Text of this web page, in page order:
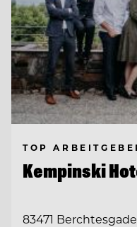
TOP
Kempinski
83471